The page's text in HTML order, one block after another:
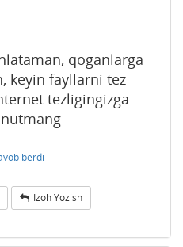
qoganlarga
keyin fayllarni tez
tezligingizga
berdi
Izoh Yozish